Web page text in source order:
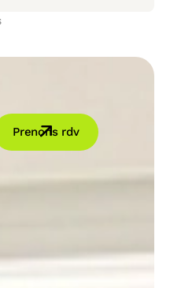
Prenons rdv